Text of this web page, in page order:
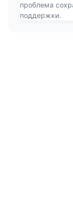
проблема
поддержки.